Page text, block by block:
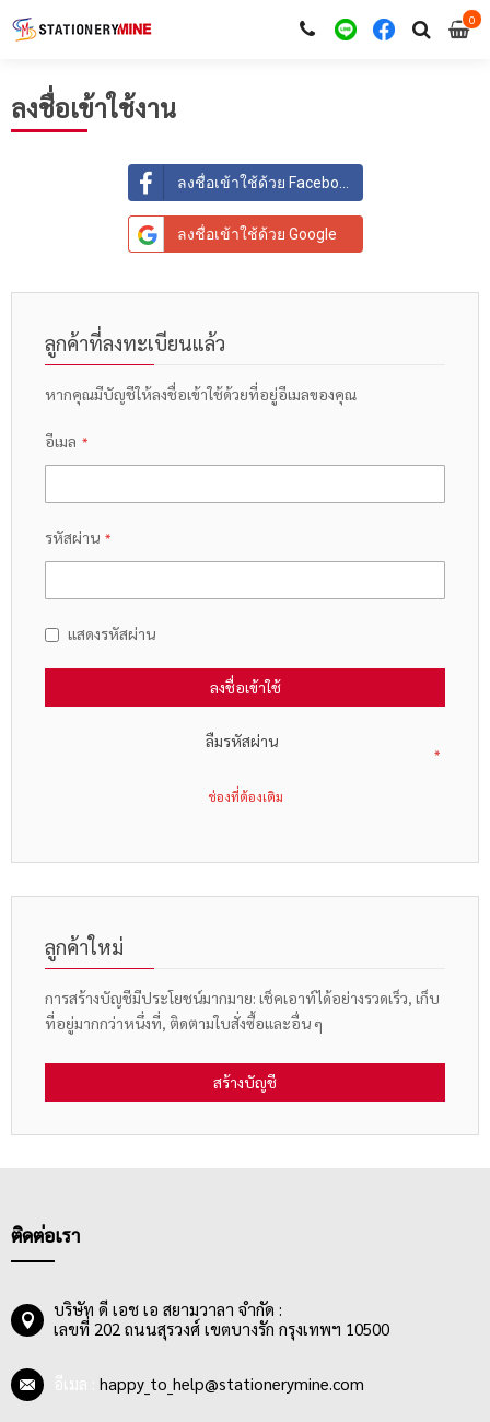
00
ลงชื่อเข้าใช้งาน
ลงชื่อเข้าใช้ด้วย Facebook
ลงชื่อเข้าใช้ด้วย Google
ลูกค้าที่ลงทะเบียนแล้ว
หากคุณมีบัญชีให้ลงชื่อเข้าใช้ด้วยที่อยู่อีเมลของคุณ
อีเมล
รหัสผ่าน
แสดงรหัสผ่าน
ลงชื่อเข้าใช้
ลืมรหัสผ่าน
ลูกค้าใหม่
การสร้างบัญชีมีประโยชน์มากมาย: เช็คเอาท์ได้อย่างรวดเร็ว, เก็บ
ที่อยู่มากกว่าหนึ่งที่, ติดตามใบสั่งซื้อและอื่น ๆ
สร้างบัญชี
ติดต่อเรา
บริษัท ดี เอช เอ สยามวาลา จำกัด :
เลขที่ 202 ถนนสุรวงศ์ เขตบางรัก กรุงเทพฯ 10500
happy_to_help@stationerymine.com